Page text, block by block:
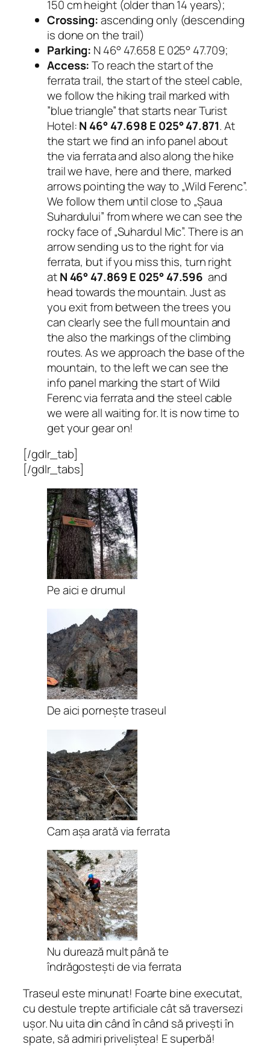
150 cm height (older than 14 years);
Crossing:ascending only (descending
is done on the trail)
Parking: N 46° 47.658 E 025° 47.709;
Access:To reach the start of the
ferrata trail, the start of the steel cable,
we follow the hiking trail marked with
”blue triangle” that starts near Turist
Hotel:N 46° 47.698 E 025° 47.871. At
the start we find an info panel about
the via ferrata and also along the hike
trail we have, here and there, marked
arrows pointing the way to „Wild Ferenc”.
We follow them until close to „Șaua
Suhardului”from where we can see the
rocky face of „Suhardul Mic”. There is an
arrow sending us to the right for via
ferrata, but if you miss this, turn right
atN 46° 47.869 E 025° 47.596 and
head towards the mountain. Just as
you exit from between the trees you
can clearly see the full mountain and
the also the markings of the climbing
routes. As we approach the base of the
mountain, to the left we can see the
info panel marking the start of Wild
Ferenc via ferrata and the steel cable
we were all waiting for. It is now time to
get your gear on!
[/gdlr_tab]
[/gdlr_tabs]
Pe aici e drumul
De aici pornește traseul
Cam așa arată via ferrata
Nu durează mult până te
îndrăgostești de via ferrata
Traseul este minunat! Foarte bine executat,
cu destule trepte artificiale cât să traversezi
ușor. Nu uita din când în când să privești în
spate, să admiri priveliștea! E superbă!